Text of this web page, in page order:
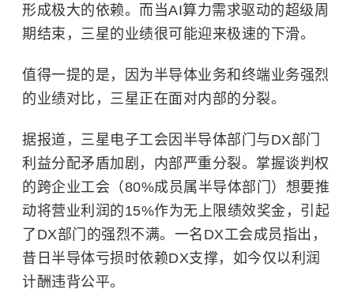
形成极大的依赖。而当AI算力需求驱动的超级周
期结束，三星的业绩很可能迎来极速的下滑。
值得一提的是，因为半导体业务和终端业务强烈
的业绩对比，三星正在面对内部的分裂。
据报道，三星电子工会因半导体部门与DX部门
利益分配矛盾加剧，内部严重分裂。掌握谈判权
的跨企业工会（80%成员属半导体部门）想要推
动将营业利润的15%作为无上限绩效奖金，引起
了DX部门的强烈不满。一名DX工会成员指出，
昔日半导体亏损时依赖DX支撑，如今仅以利润
计酬违背公平。